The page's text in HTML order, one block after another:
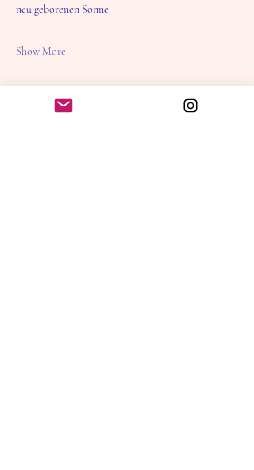
neu geborenen Sonne.
Show More
Share this event